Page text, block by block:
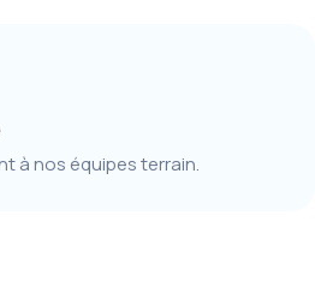
à nos équipes terrain.